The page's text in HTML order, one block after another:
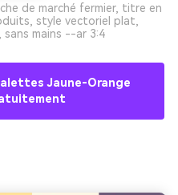
de marché fermier, titre en
style vectoriel plat,
mains --ar 3:4
Jaune-Orange